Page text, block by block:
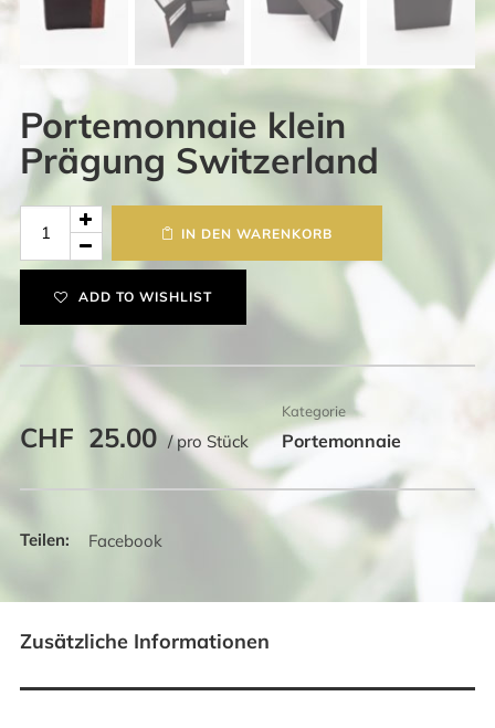
Portemonnaie klein
Prägung Switzerland
Portemonnaie
IN DEN WARENKORB
ADD TO WISHLIST
CHF 25.00 / pro Stück
Kategorie
Portemonnaie
Facebook
Zusätzliche Informationen